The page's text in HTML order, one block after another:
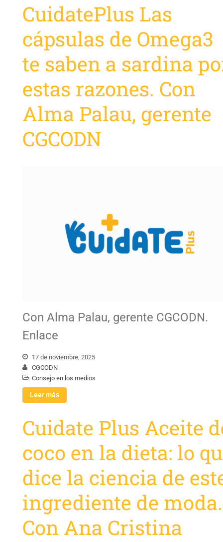
CuidatePlus Las
cápsulas de Omega3
te saben a sardina
estas razones. Con
Alma Palau, gerente
CGCODN
Con Alma Palau, gerente CGCODN.
Enlace
17 de noviembre, 2025
CGCODN
Consejo en los medios
Leer más
Cuidate Plus Aceite
coco en la dieta: lo
dice la ciencia de
ingrediente de moda.
Con Ana Cristina